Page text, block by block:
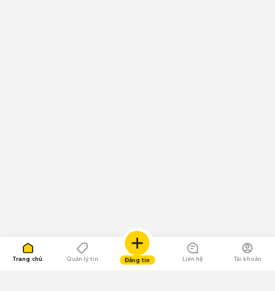
Trang chủ Quản lý tin Đăng tin Liên hệ Tài khoản